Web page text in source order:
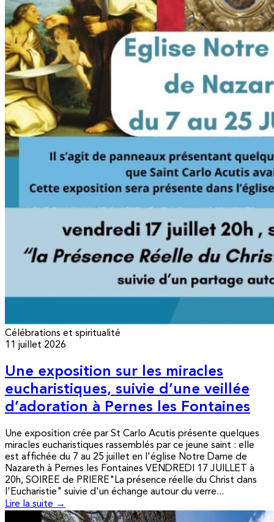
Célébrations et spiritualité
11 juillet 2026
Une exposition sur les miracles
eucharistiques, suivie d’une veillée
d’adoration à Pernes les Fontaines
Une exposition crée par St Carlo Acutis présente quelques
miracles eucharistiques rassemblés par ce jeune saint : elle
est affichée du 7 au 25 juillet en l'église Notre Dame de
Nazareth à Pernes les Fontaines VENDREDI 17 JUILLET à
20h, SOIREE de PRIERE"La présence réelle du Christ dans
l'Eucharistie" suivie d'un échange autour du verre...
Lire la suite →